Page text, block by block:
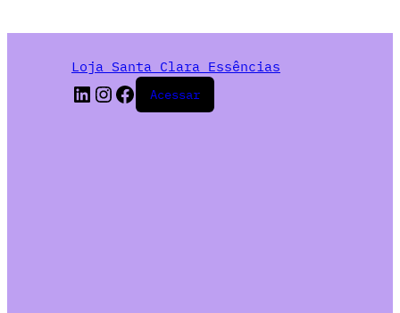
Loja Santa Clara Essências
Acessar